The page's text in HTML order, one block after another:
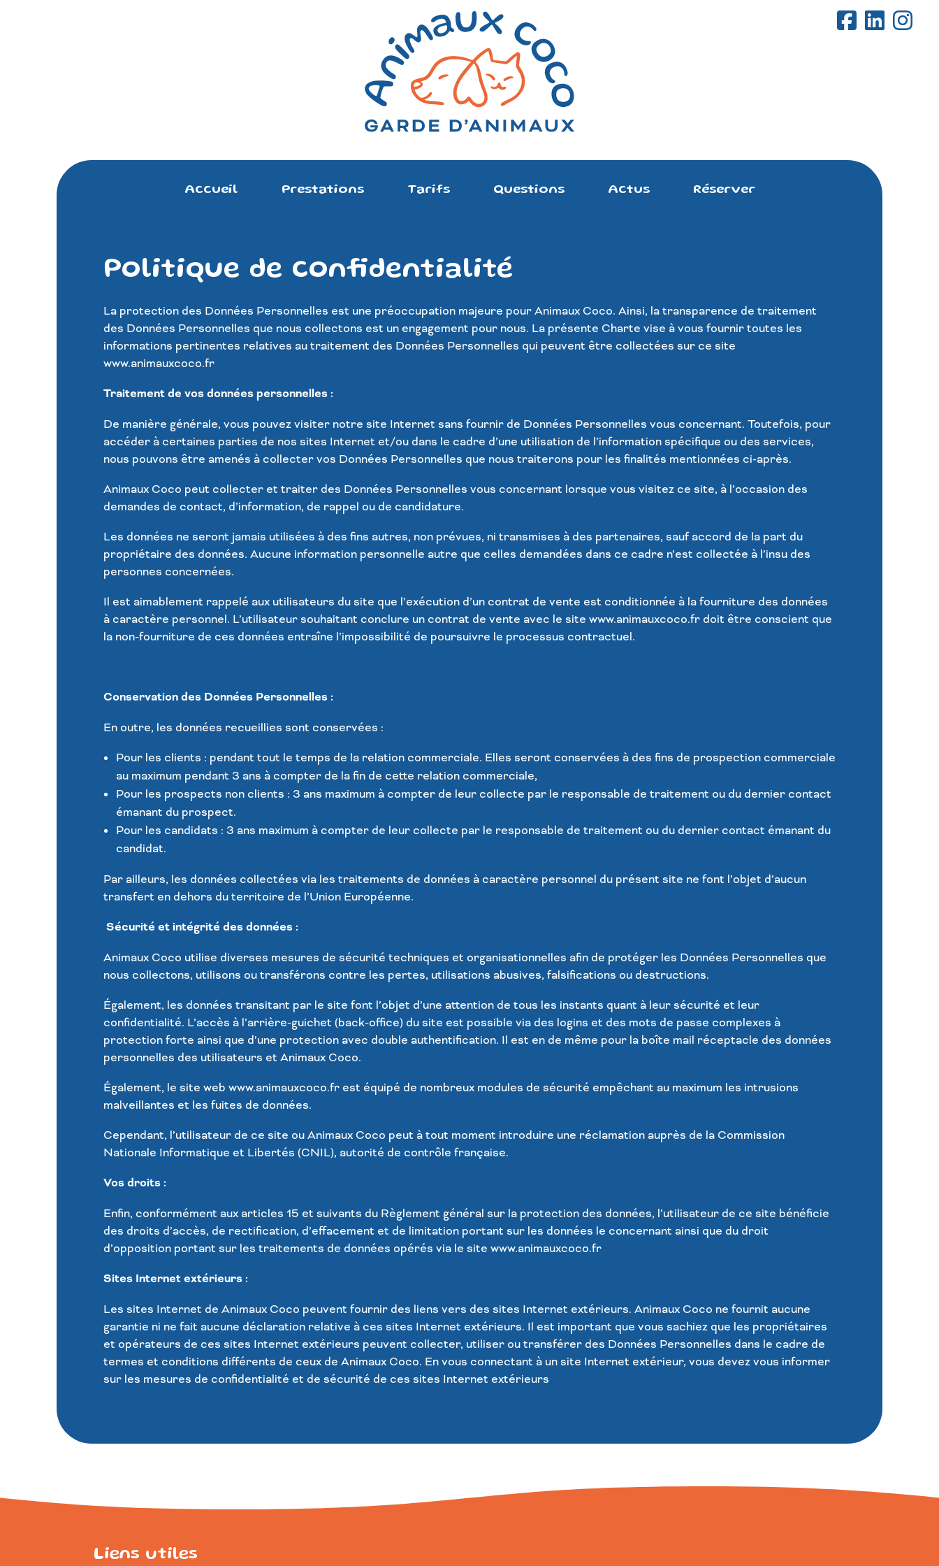
Accueil Prestations Tarifs Questions Actus Réserver
Politique de confidentialité
La protection des Données Personnelles est une préoccupation majeure pourAnimaux Coco. Ainsi, la transparence de traitement
des Données Personnelles que nous collectons est un engagement pour nous. La présente Charte vise à vous fournir toutes les
informations pertinentes relatives au traitement des Données Personnelles qui peuvent être collectées sur ce site
www.animauxcoco.fr
Traitement de vos données personnelles :
De manière générale, vous pouvez visiter notre site Internet sans fournir de Données Personnelles vous concernant. Toutefois, pour
accéder à certaines parties de nos sites Internet et/ou dans le cadre d’une utilisation de l’information spécifique ou des services,
nous pouvons être amenés à collecter vos Données Personnelles que nous traiterons pour les finalités mentionnées ci-après.
Animaux Coco peut collecter et traiter des Données Personnelles vous concernant lorsque vous visitez ce site, à l’occasion des
demandes de contact, d’information, de rappel ou de candidature.
Les données ne seront jamais utilisées à des fins autres, non prévues, ni transmises à des partenaires, sauf accord de la part du
propriétaire des données. Aucune information personnelle autre que celles demandées dans ce cadre n’est collectée à l’insu des
personnes concernées.
Il est aimablement rappelé aux utilisateurs du site que l’exécution d’un contrat de vente est conditionnée à la fourniture des données
à caractère personnel. L’utilisateur souhaitant conclure un contrat de vente avec le site www.animauxcoco.fr doit être conscient que
la non-fourniture de ces données entraîne l’impossibilité de poursuivre le processus contractuel.
Conservation des Données Personnelles :
En outre, les données recueillies sont conservées :
Pour les clients : pendant tout le temps de la relation commerciale. Elles seront conservées à des fins de prospection commerciale
au maximum pendant 3 ans à compter de la fin de cette relation commerciale,
Pour les prospects non clients : 3 ans maximum à compter de leur collecte par le responsable de traitement ou du dernier contact
émanant du prospect.
Pour les candidats : 3 ans maximum à compter de leur collecte par le responsable de traitement ou du dernier contact émanant du
candidat.
Par ailleurs, les données collectées via les traitements de données à caractère personnel du présent site ne font l’objet d’aucun
transfert en dehors du territoire de l’Union Européenne.
Sécurité et intégrité des données :
Animaux Coco utilise diverses mesures de sécurité techniques et organisationnelles afin de protéger les Données Personnelles que
nous collectons, utilisons ou transférons contre les pertes, utilisations abusives, falsifications ou destructions.
Également, les données transitant par le site font l’objet d’une attention de tous les instants quant à leur sécurité et leur
confidentialité. L’accès à l’arrière-guichet (back-office) du site est possible via des logins et des mots de passe complexes à
protection forte ainsi que d’une protection avec double authentification. Il est en de même pour la boîte mail réceptacle des données
personnelles des utilisateurs et Animaux Coco.
Également, le site web www.animauxcoco.fr est équipé de nombreux modules de sécurité empêchant au maximum les intrusions
malveillantes et les fuites de données.
Cependant, l’utilisateur de ce site ouAnimaux Coco peut à tout moment introduire une réclamation auprès de la Commission
Nationale Informatique et Libertés (CNIL), autorité de contrôle française.
Vos droits :
Enfin, conformément aux articles 15 et suivants du Règlement général sur la protection des données, l’utilisateur de ce site bénéficie
des droits d’accès, de rectification, d’effacement et de limitation portant sur les données le concernant ainsi que du droit
d’opposition portant sur les traitements de données opérés via le site www.animauxcoco.fr
Sites Internet extérieurs :
Les sites Internet de Animaux Coco peuvent fournir des liens vers des sites Internet extérieurs. Animaux Coco ne fournit aucune
garantie ni ne fait aucune déclaration relative à ces sites Internet extérieurs. Il est important que vous sachiez que les propriétaires
et opérateurs de ces sites Internet extérieurs peuvent collecter, utiliser ou transférer des Données Personnelles dans le cadre de
termes et conditions différents de ceux de Animaux Coco. En vous connectant à un site Internet extérieur, vous devez vous informer
sur les mesures de confidentialité et de sécurité de ces sites Internet extérieurs
Liens utiles